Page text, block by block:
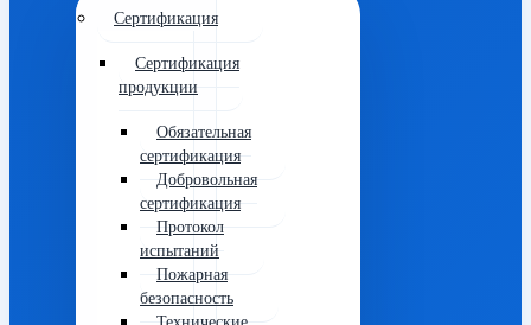
Сертификация
Сертификация
продукции
Обязательная
сертификация
Добровольная
сертификация
Протокол
испытаний
Пожарная
безопасность